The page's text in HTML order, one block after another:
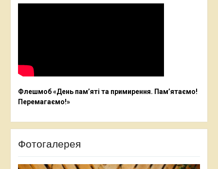
Флешмоб «День пам’яті та примирення. Пам’ятаємо!
Перемагаємо!»
Фотогалерея